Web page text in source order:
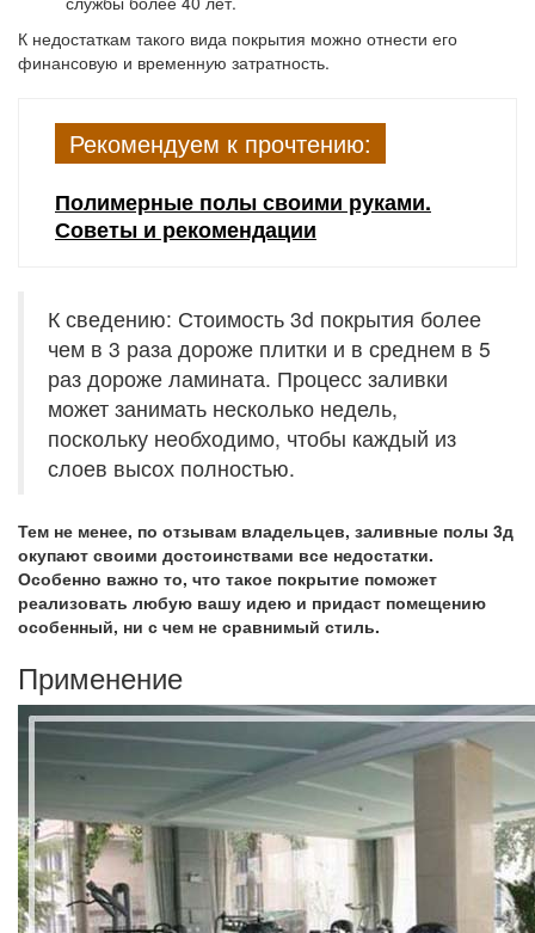
К недостаткам такого вида покрытия можно отнести его
финансовую и временную затратность.
Рекомендуем к прочтению:
Полимерные полы своими руками.
Советы и рекомендации
К сведению: Стоимость 3d покрытия более
чем в 3 раза дороже плитки и в среднем в 5
раз дороже ламината. Процесс заливки
может занимать несколько недель,
поскольку необходимо, чтобы каждый из
слоев высох полностью.
Тем не менее, по отзывам владельцев, заливные полы 3д
окупают своими достоинствами все недостатки.
Особенно важно то, что такое покрытие поможет
реализовать любую вашу идею и придаст помещению
особенный, ни с чем не сравнимый стиль.
Применение